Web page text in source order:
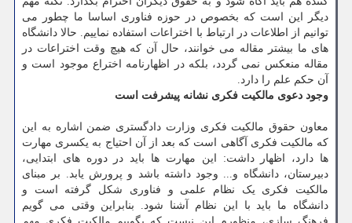
دیگر این است که بخصوص در حوزه فناوری اساسا ما چطور می
توانیم از اطلاعات در ارتباط با اختراعات استفاده نماییم. حالا دانشگاه
های ما بیشتر مقاله می خوانند، حال آن که هیچ وقت اختراعات در
مقاله منعکس نمی گردد، بلکه در اظهارنامه اختراع موجود است و
آن حکم علم را دارد.
وجود دعوی مالکیت فکری نشانه پیشرفت است
معاون حقوق مالکیت فکری وزارت دادگستری ضمن اشاره به این
که مالکیت فکری آگاهی است که بعد از آن احتیاج به یکسری مهارت
ها دارد، اظهار داشت: این مهارت ها باید در دوره های ابتدایی،
دبیرستان، دانشگاه و... وجود داشته باشد و پرورش یابد. بر مبنای
مالکیت فکری یک نظام علمی و فناوری شکل گرفته است و
دانشگاه ما باید با این نظام آشنا شود. بنابراین وقتی می گویم